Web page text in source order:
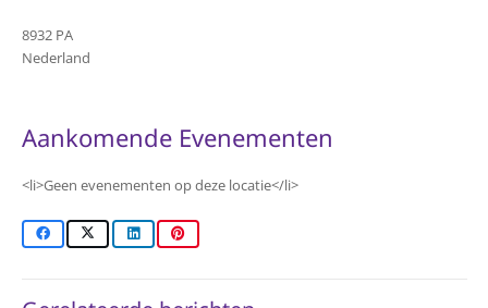
8932 PA
Nederland
Aankomende Evenementen
<li>Geen evenementen op deze locatie</li>